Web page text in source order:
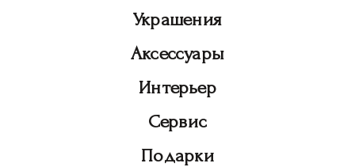
Украшения
Аксессуары
Интерьер
Сервис
Подарки